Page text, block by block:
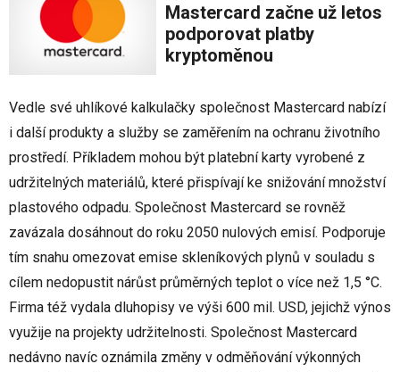
Mastercard začne už letos
podporovat platby
kryptoměnou
Vedle své uhlíkové kalkulačky společnost Mastercard nabízí
i další produkty a služby se zaměřením na ochranu životního
prostředí. Příkladem mohou být platební karty vyrobené z
udržitelných materiálů, které přispívají ke snižování množství
plastového odpadu. Společnost Mastercard se rovněž
zavázala dosáhnout do roku 2050 nulových emisí. Podporuje
tím snahu omezovat emise skleníkových plynů v souladu s
cílem nedopustit nárůst průměrných teplot o více než 1,5 °C.
Firma též vydala dluhopisy ve výši 600 mil. USD, jejichž výnos
využije na projekty udržitelnosti. Společnost Mastercard
nedávno navíc oznámila změny v odměňování výkonných